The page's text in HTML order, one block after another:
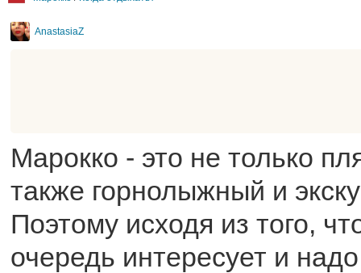
AnastasiaZ
Марокко - это не только
также горнолыжный и
Поэтому исходя из того,
очередь интересует и